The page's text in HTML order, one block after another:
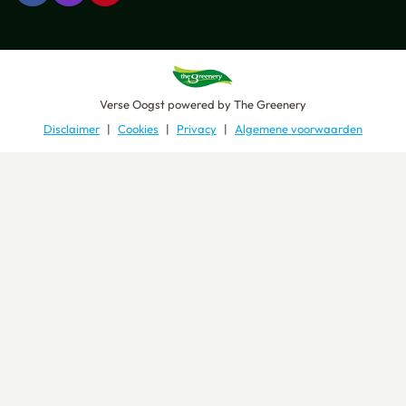
Verse Oogstpowered byThe Greenery
Disclaimer
Cookies Privacy Algemene voorwaarden